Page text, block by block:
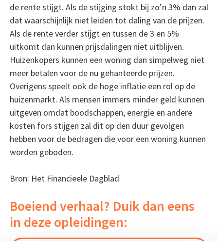
de rente stijgt. Als de stijging stokt bij zo’n 3% dan zal
dat waarschijnlijk niet leiden tot daling van de prijzen.
Als de rente verder stijgt en tussen de 3 en 5%
uitkomt dan kunnen prijsdalingen niet uitblijven.
Huizenkopers kunnen een woning dan simpelweg niet
meer betalen voor de nu gehanteerde prijzen.
Overigens speelt ook de hoge inflatie een rol op de
huizenmarkt. Als mensen immers minder geld kunnen
uitgeven omdat boodschappen, energie en andere
kosten fors stijgen zal dit op den duur gevolgen
hebben voor de bedragen die voor een woning kunnen
worden geboden.
Bron: Het Financieele Dagblad
Boeiend verhaal? Duik dan eens
in deze opleidingen: